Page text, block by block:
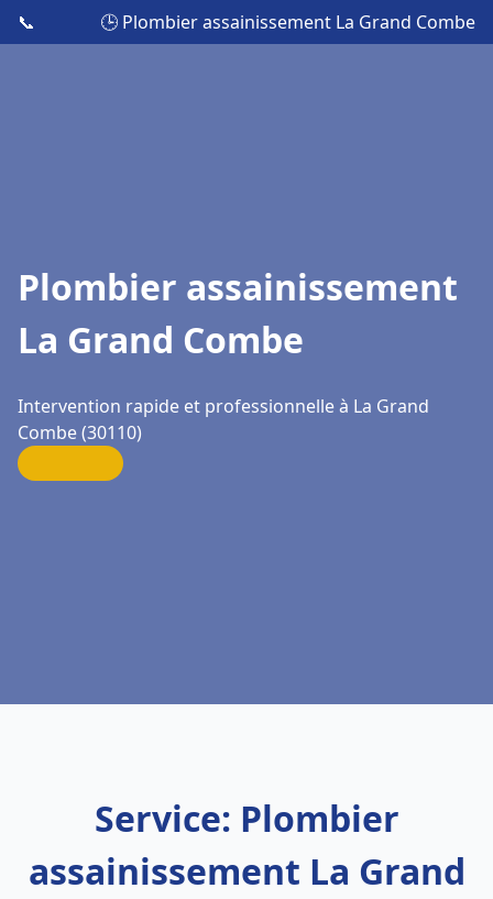
📞 🕒 Plombier assainissement La Grand Combe
Plombier assainissement
La Grand Combe
Intervention rapide et professionnelle à La Grand
Combe (30110)
Service: Plombier
assainissement La Grand